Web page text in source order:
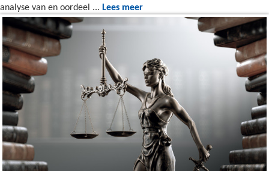
analyse van en oordeel ... Lees meer